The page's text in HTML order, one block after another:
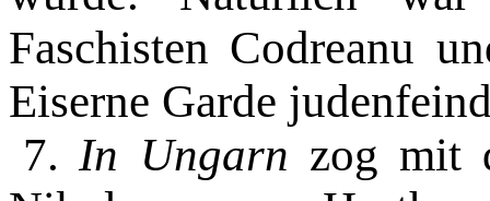
Faschisten Codreanu
Eiserne Garde
7. In Ungarn zog mit